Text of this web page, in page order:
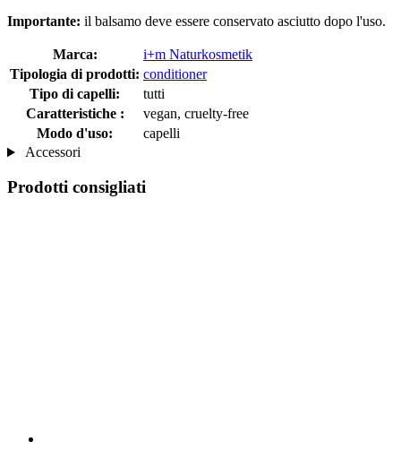
Importante: il balsamo deve essere conservato asciutto dopo l'uso.
Marca:
i+m Naturkosmetik
Tipologia di prodotti: conditioner
Tipo di capelli:
tutti
Caratteristiche :
vegan, cruelty-free
Modo d'uso:
capelli
Accessori
Prodotti consigliati